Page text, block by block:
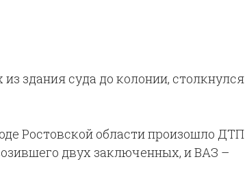
здания суда до колонии, столкнулся
Ростовской области произошло ДТП
двух заключенных, и ВАЗ –